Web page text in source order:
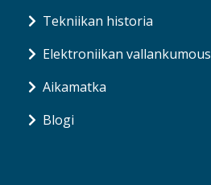
Tekniikan historia
Elektroniikan vallankumous
Aikamatka
Blogi